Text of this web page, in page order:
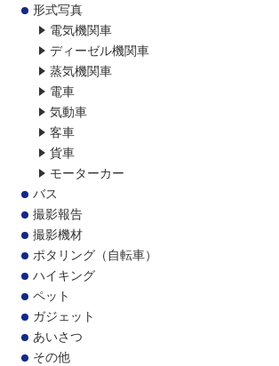
形式写真
電気機関車
ディーゼル機関車
蒸気機関車
電車
気動車
客車
貨車
モーターカー
バス
撮影報告
撮影機材
ポタリング（自転車）
ハイキング
ペット
ガジェット
あいさつ
その他